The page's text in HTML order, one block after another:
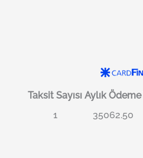
Taksit Sayısı Aylık Ödeme
1
35062.50